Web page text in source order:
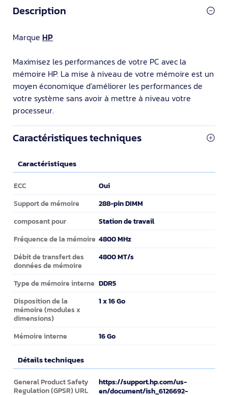
Description
Marque HP
Maximisez les performances de votre PC avec la
mémoire HP. La mise à niveau de votre mémoire est un
moyen économique d'améliorer les performances de
votre système sans avoir à mettre à niveau votre
processeur.
Caractéristiques techniques
Caractéristiques
Caractéristiques
ECC Oui
Support de mémoire 288-pin DIMM
composant pour Station de travail
Fréquence de la mémoire 4800 MHz
Débit de transfert des
données de mémoire
4800 MT/s
Type de mémoire interne DDR5
Disposition de la
mémoire (modules x
dimensions)
1 x 16 Go
Mémoire interne 16 Go
Détails techniques
Détails techniques
General Product Safety
Regulation (GPSR) URL
https://support.hp.com/us-
en/document/ish_6126692-